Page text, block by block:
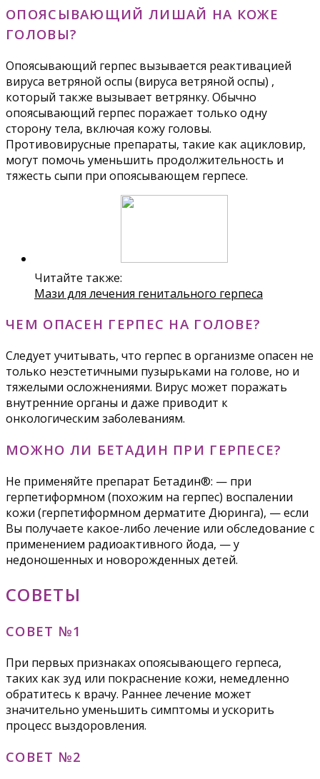
ОПОЯСЫВАЮЩИЙ ЛИШАЙ НА КОЖЕ
ГОЛОВЫ?
Опоясывающий герпес вызывается реактивацией
вируса ветряной оспы (вируса ветряной оспы) ,
который также вызывает ветрянку. Обычно
опоясывающий герпес поражает только одну
сторону тела, включая кожу головы.
Противовирусные препараты, такие как ацикловир,
могут помочь уменьшить продолжительность и
тяжесть сыпи при опоясывающем герпесе.
Читайте также:
Мази для лечения генитального герпеса
ЧЕМ ОПАСЕН ГЕРПЕС НА ГОЛОВЕ?
Следует учитывать, что герпес в организме опасен не
только неэстетичными пузырьками на голове, но и
тяжелыми осложнениями. Вирус может поражать
внутренние органы и даже приводит к
онкологическим заболеваниям.
МОЖНО ЛИ БЕТАДИН ПРИ ГЕРПЕСЕ?
Не применяйте препарат Бетадин®: — при
герпетиформном (похожим на герпес) воспалении
кожи (герпетиформном дерматите Дюринга), — если
Вы получаете какое-либо лечение или обследование с
применением радиоактивного йода, — у
недоношенных и новорожденных детей.
СОВЕТЫ
СОВЕТ №1
При первых признаках опоясывающего герпеса,
таких как зуд или покраснение кожи, немедленно
обратитесь к врачу. Раннее лечение может
значительно уменьшить симптомы и ускорить
процесс выздоровления.
СОВЕТ №2